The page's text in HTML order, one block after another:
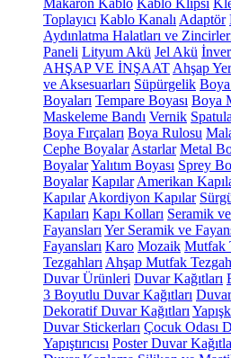
Makaron Kablo Kablo Klipsi
Toplayıcı Kablo Kanalı Adaptör
Aydınlatma Halatları ve
Paneli Lityum Akü Jel Akü
AHŞAP VE İNŞAAT Ahşap
ve Aksesuarları Süpürgelik
Boyaları Tempare Boyası Boya
Maskeleme Bandı Vernik Spatula
Boya Fırçaları Boya Rulosu
Cephe Boyalar Astarlar Metal
BoyalarYalıtım Boyası Sprey
Boyalar Kapılar Amerikan
Kapılar Akordiyon Kapılar
Kapıları Kapı Kolları Seramik
Fayansları Yer Seramik ve
Fayansları Karo Mozaik Mutfak
Tezgahları Ahşap Mutfak
Duvar Ürünleri Duvar Kağıtları
3 Boyutlu Duvar Kağıtları
Dekoratif Duvar Kağıtları
Duvar Stickerları Çocuk Odası
Yapıştırıcısı Poster Duvar